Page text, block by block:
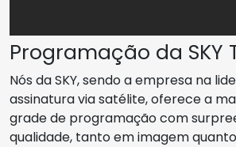
Programação da SKY
Nós da SKY, sendo a empresa na
assinatura via satélite, oferece a
grade de programação com
qualidade, tanto em imagem